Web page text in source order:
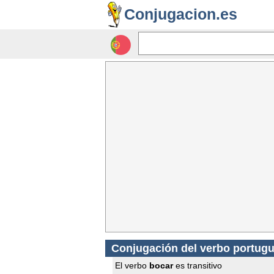
Conjugacion.es
Conjugación del verbo
El verbo bocares transitivo